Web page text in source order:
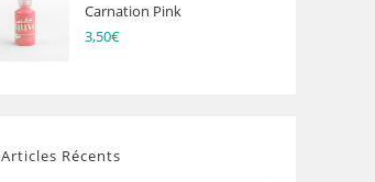
Carnation Pink
3,50€
Articles Récents